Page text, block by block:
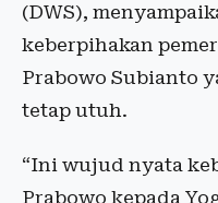
(DWS),
keberpihakan
Prabowo Subianto
tetap utuh.
“Ini wujud nyata
Prabowo kepada